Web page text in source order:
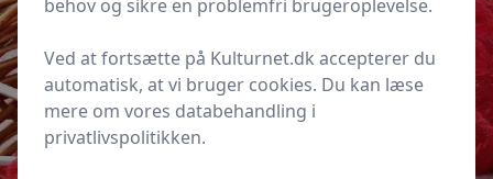
Udgivet i Fritid
Lær at strikke en afslutning
behov og sikre en problemfri brugeroplevelse.
Ved at fortsætte på Kulturnet.dk accepterer du
automatisk, at vi bruger cookies. Du kan læse
mere om vores databehandling i
privatlivspolitikken.